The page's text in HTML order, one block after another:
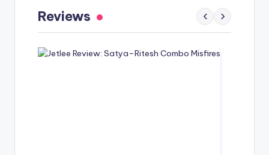
Reviews ‹ ›
Spoof Comedy Falters Despite Fresh Idea
May 1, 2026